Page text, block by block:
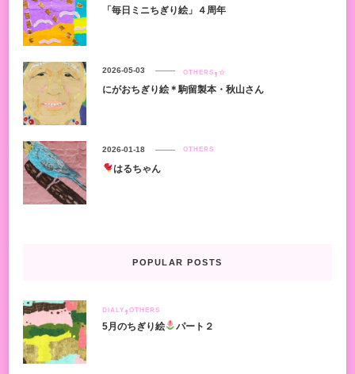
「毎日ミニちぎり絵」４周年
OTHERS ☆
にがおちぎり絵＊駒留製本・秋山さん
2026-05-03
OTHERS
はるちゃん
2026-01-18
POPULAR POSTS
DIALY OTHERS
5月のちぎり絵 パート２